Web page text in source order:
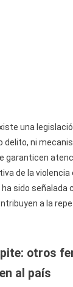
una
delito, ni
garanticen
de la violencia
sido señalada
a la
otros
al país